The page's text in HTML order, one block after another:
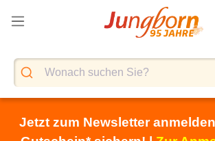
springen
Jetzt zum Newsletter